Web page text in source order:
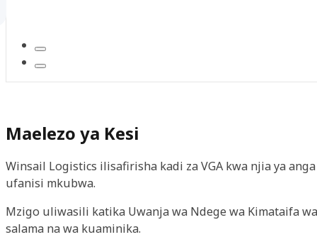
Maelezo ya Kesi
Winsail Logistics ilisafirisha kadi za VGA kwa njia ya
ufanisi mkubwa.
Mzigo uliwasili katika Uwanja wa Ndege wa Kimataifa
salama na wa kuaminika.